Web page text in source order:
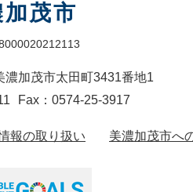
茂市
濃加茂市太田町3431番地1
Fax：0574-25-3917
報の取り扱い 美濃加茂市へ